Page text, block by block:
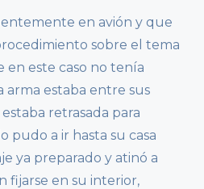
en avión y que
sobre el tema
en este caso no tenía
arma estaba entre sus
retrasada para
pudo a ir hasta su casa
ya preparado y atinó a
fijarse en su interior,